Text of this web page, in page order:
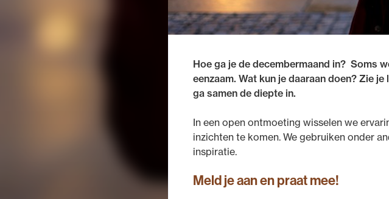
Hoe ga je de decembermaand in? Soms
eenzaam. Wat kun je daaraan doen? Zie
ga samen de diepte in.
In een open ontmoeting wisselen we
inzichten te komen. We gebruiken onder
inspiratie.
Meld je aan en praat mee!